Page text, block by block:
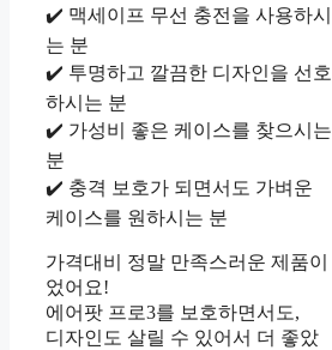
✔️ 맥세이프 무선 충전을 사용하시
는 분
✔️ 투명하고 깔끔한 디자인을 선호
하시는 분
✔️ 가성비 좋은 케이스를 찾으시는
분
✔️ 충격 보호가 되면서도 가벼운
케이스를 원하시는 분
가격대비 정말 만족스러운 제품이
었어요!
에어팟 프로3를 보호하면서도,
디자인도 살릴 수 있어서 더 좋았